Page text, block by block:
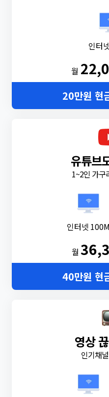
인터
월
20만원 현
유튜브
1~2인 가구
인터넷 100M
월
40만원 현
영상
인기채